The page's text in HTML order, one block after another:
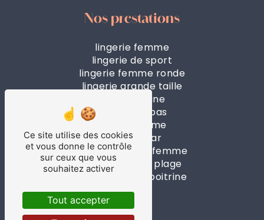
Nos prestations
lingerie femme
lingerie de sport
lingerie femme ronde
lingerie grande taille
forte poitrine
collants & bas
boxer homme
beach wear
maillot de bain femme
vêtements de plage
lingerie petite poitrine
Ce site utilise des cookies
et vous donne le contrôle
sur ceux que vous
souhaitez activer
Tout accepter